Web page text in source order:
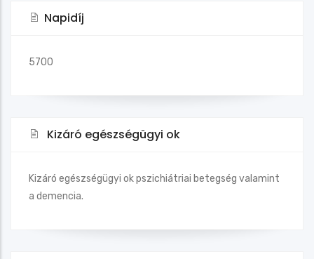
Napidíj
5700
Kizáró egészségügyi ok
Kizáró egészségügyi ok pszichiátriai betegség valamint
a demencia.